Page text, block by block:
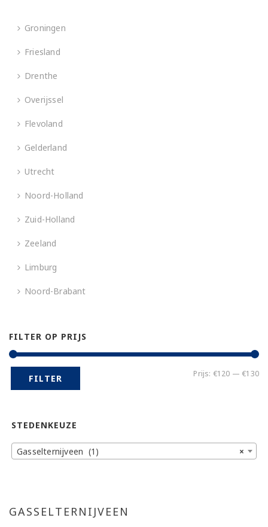
GASSELTERNIJVEEN
Groningen
Friesland
Drenthe
Overijssel
Flevoland
Gelderland
Utrecht
Noord-Holland
Zuid-Holland
Zeeland
Limburg
Noord-Brabant
FILTER OP PRIJS
FILTER Prijs: €120 —€130
STEDENKEUZE
×
Gasselternijveen (1)